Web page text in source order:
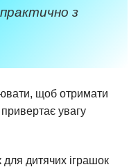
з
щоб отримати
увагу
дитячих іграшок